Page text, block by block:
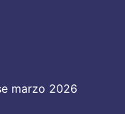
marzo 2026